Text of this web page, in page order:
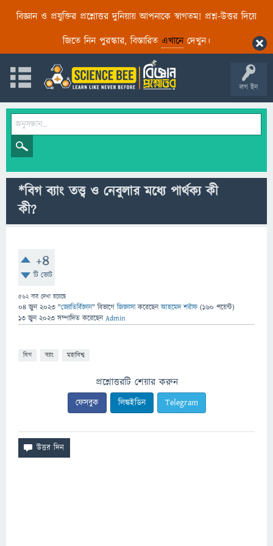
বিজ্ঞান ও প্রযুক্তির প্রশ্নোত্তর দুনিয়ায় আপনাকে স্বাগতম! প্রশ্ন-উত্তর দিয়ে
জিতে নিন পুরস্কার, বিস্তারিত এখানেদেখুন।
লগ ইন
*বিগ ব্যাং তত্ত্ব ও নেবুলার মধ্যে পার্থক্য কী
কী?
+4
টি ভোট
562বার দেখা হয়েছে
04 জুন 2023 "জ্যোতির্বিজ্ঞান" বিভাগে জিজ্ঞাসাকরেছেনআহমেদ শরীফ (160 পয়েন্ট)
13 জুন 2023 সম্পাদিত করেছেনAdmin
বিগ ব্যাং মহাবিশ্ব
প্রশ্নোত্তরটি শেয়ার করুন
ফেসবুক লিঙ্কইডিন Telegram